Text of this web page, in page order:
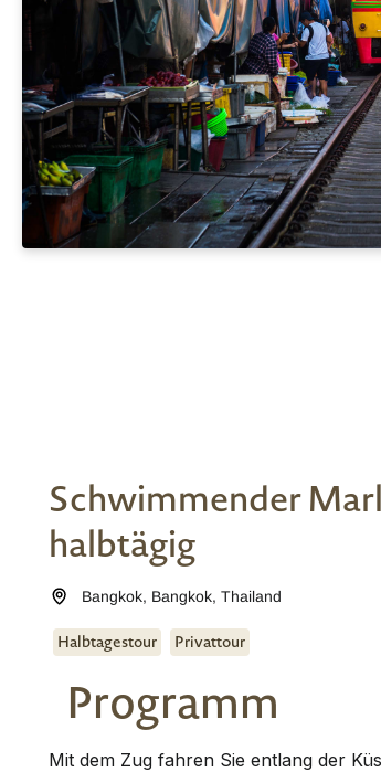
Schwimmender
halbtägig
Bangkok, Bangkok,Thailand
Halbtagestour Privattour
Programm
Mit dem Zug fahren Sie entlang der